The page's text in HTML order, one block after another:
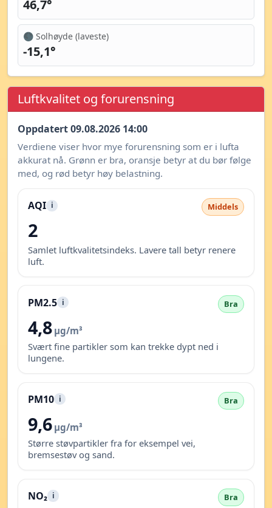
46,7°
🌑 Solhøyde (laveste)
-15,1°
Luftkvalitet og forurensning
Oppdatert 09.08.2026 14:00
Verdiene viser hvor mye forurensning som er i lufta
akkurat nå. Grønn er bra, oransje betyr at du bør følge
med, og rød betyr høy belastning.
AQI i Middels
2
Samlet luftkvalitetsindeks. Lavere tall betyr renere
luft.
PM2.5 i Bra
4,8 µg/m³
Svært fine partikler som kan trekke dypt ned i
lungene.
PM10 i Bra
9,6 µg/m³
Større støvpartikler fra for eksempel vei,
bremsestøv og sand.
NO₂ i Bra